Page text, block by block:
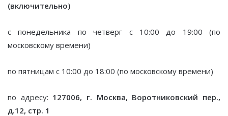
(включительно)
с понедельника по четверг с 10:00 до 19:00 (по
московскому времени)
по пятницам с 10:00 до 18:00 (по московскому времени)
по адресу: 127006, г. Москва, Воротниковский пер.,
д.12, стр. 1